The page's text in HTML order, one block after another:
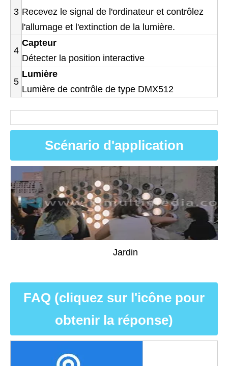
3 Recevez le signal de l'ordinateur et contrôlez
l'allumage et l'extinction de la lumière.
4
Capteur
Détecter la position interactive
5
Lumière
Lumière de contrôle de type DMX512
Scénario d'application
Jardin
FAQ (cliquez sur l'icône pour
obtenir la réponse)